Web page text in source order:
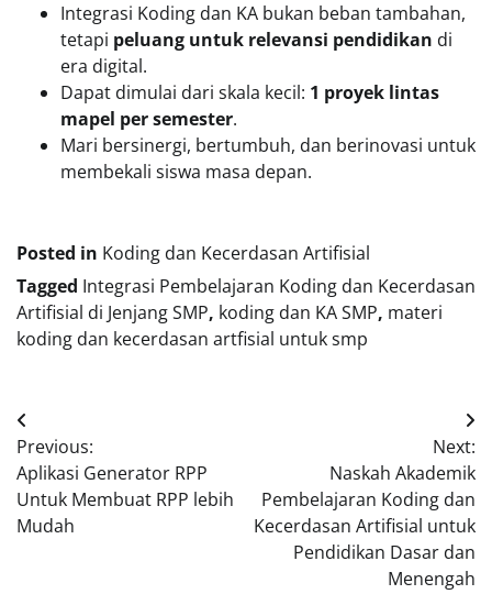
Integrasi Koding dan KA bukan beban tambahan,
tetapi peluang untuk relevansi pendidikan di
era digital.
Dapat dimulai dari skala kecil: 1 proyek lintas
mapel per semester.
Mari bersinergi, bertumbuh, dan berinovasi untuk
membekali siswa masa depan.
Posted in Koding dan Kecerdasan Artifisial
Tagged Integrasi Pembelajaran Koding dan Kecerdasan
Artifisial di Jenjang SMP, koding dan KA SMP, materi
koding dan kecerdasan artfisial untuk smp
Navigasi
pos
Previous:
Aplikasi Generator RPP
Untuk Membuat RPP lebih
Mudah
Next:
Naskah Akademik
Pembelajaran Koding dan
Kecerdasan Artifisial untuk
Pendidikan Dasar dan
Menengah